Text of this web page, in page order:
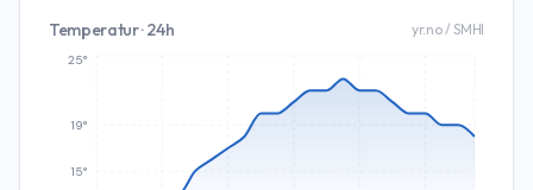
Temperatur · 24h yr.no / SMHI
15°
19°
25°